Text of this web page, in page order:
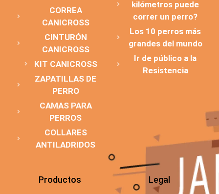
CORREA
CANICROSS
CINTURÓN
CANICROSS
KIT CANICROSS
ZAPATILLAS DE
PERRO
CAMAS PARA
PERROS
COLLARES
ANTILADRIDOS
kilómetros puede
correr un perro?
Los 10 perros más
grandes del mundo
Ir de público a la
Resistencia
Productos Legal